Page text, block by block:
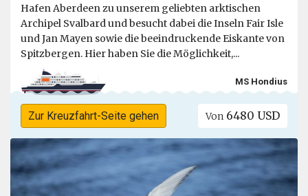
Hafen Aberdeen zu unserem geliebten arktischen
Archipel Svalbard und besucht dabei die Inseln Fair Isle
und Jan Mayen sowie die beeindruckende Eiskante von
Spitzbergen. Hier haben Sie die Möglichkeit,...
MS Hondius
Zur Kreuzfahrt-Seite gehen Von 6480 USD